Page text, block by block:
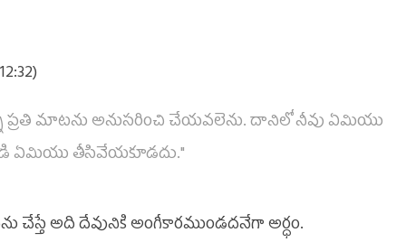
ప్రతి మాటను అనుసరించి చేయవలెను. దానిలో నీవు ఏమియు
ఏమియు తీసివేయకూడదు."
చేస్తే అది దేవునికి అంగీకారముండదనేగా అర్ధం.